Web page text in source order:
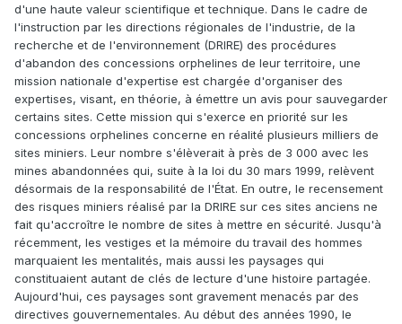
d'une haute valeur scientifique et technique. Dans le cadre de
l'instruction par les directions régionales de l'industrie, de la
recherche et de l'environnement (DRIRE) des procédures
d'abandon des concessions orphelines de leur territoire, une
mission nationale d'expertise est chargée d'organiser des
expertises, visant, en théorie, à émettre un avis pour sauvegarder
certains sites. Cette mission qui s'exerce en priorité sur les
concessions orphelines concerne en réalité plusieurs milliers de
sites miniers. Leur nombre s'élèverait à près de 3 000 avec les
mines abandonnées qui, suite à la loi du 30 mars 1999, relèvent
désormais de la responsabilité de l'État. En outre, le recensement
des risques miniers réalisé par la DRIRE sur ces sites anciens ne
fait qu'accroître le nombre de sites à mettre en sécurité. Jusqu'à
récemment, les vestiges et la mémoire du travail des hommes
marquaient les mentalités, mais aussi les paysages qui
constituaient autant de clés de lecture d'une histoire partagée.
Aujourd'hui, ces paysages sont gravement menacés par des
directives gouvernementales. Au début des années 1990, le